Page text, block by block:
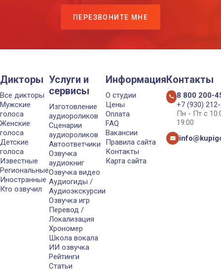
ПЕРЕЗВОНИТЕ МНЕ
Дикторы
Все дикторы
Мужские
голоса
Женские
голоса
Детские
голоса
Известные
Региональные
Иностранные
Кто озвучил
Услуги и
сервисы
Изготовление
аудиороликов
Сценарии
аудиороликов
Автоответчики
Озвучка
аудиокниг
Озвучка видео
Аудиогиды /
Аудиоэкскурсии
Озвучка игр
Перевод /
Локализация
Хрономер
Школа вокала
ИИ озвучка
Рейтинги
Статьи
Информация
О студии
Цены
Оплата
FAQ
Вакансии
Правила сайта
Контакты
Карта сайта
Контакты
8 800 200-
+7 (930)
Пн - Пт с
19:00